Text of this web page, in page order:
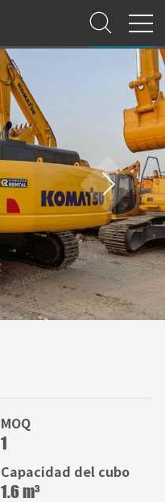
MOQ
1
Capacidad del cubo
1.6 m³